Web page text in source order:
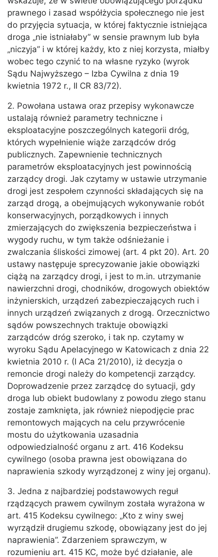
prawnego i zasad współżycia społecznego nie jest
do przyjęcia sytuacja, w której faktycznie istniejąca
droga „nie istniałaby” w sensie prawnym lub była
„niczyja” i w której każdy, kto z niej korzysta, miałby
wobec tego czynić to na własne ryzyko (wyrok
Sądu Najwyższego – Izba Cywilna z dnia 19
kwietnia 1972 r., II CR 83/72).
2. Powołana ustawa oraz przepisy wykonawcze
ustalają również parametry techniczne i
eksploatacyjne poszczególnych kategorii dróg,
których wypełnienie wiąże zarządców dróg
publicznych. Zapewnienie technicznych
parametrów eksploatacyjnych jest powinnością
zarządcy drogi. Jak czytamy w ustawie utrzymanie
drogi jest zespołem czynności składających się na
zarząd drogą, a obejmujących wykonywanie robót
konserwacyjnych, porządkowych i innych
zmierzających do zwiększenia bezpieczeństwa i
wygody ruchu, w tym także odśnieżanie i
zwalczania śliskości zimowej (art. 4 pkt 20). Art. 20
ustawy następuje sprecyzowanie jakie obowiązki
ciążą na zarządcy drogi, i jest to m.in. utrzymanie
nawierzchni drogi, chodników, drogowych obiektów
inżynierskich, urządzeń zabezpieczających ruch i
innych urządzeń związanych z drogą. Orzecznictwo
sądów powszechnych traktuje obowiązki
zarządców dróg szeroko, i tak np. czytamy w
wyroku Sądu Apelacyjnego w Katowicach z dnia 22
kwietnia 2010 r. (I ACa 21/2010), iż decyzja o
remoncie drogi należy do kompetencji zarządcy.
Doprowadzenie przez zarządcę do sytuacji, gdy
droga lub obiekt budowlany z powodu złego stanu
zostaje zamknięta, jak również niepodjęcie prac
remontowych mających na celu przywrócenie
mostu do użytkowania uzasadnia
odpowiedzialność organu z art. 416 Kodeksu
cywilnego (osoba prawna jest obowiązana do
naprawienia szkody wyrządzonej z winy jej organu).
3. Jedna z najbardziej podstawowych reguł
rządzących prawem cywilnym została wyrażona w
art. 415 Kodeksu cywilnego: „Kto z winy swej
wyrządził drugiemu szkodę, obowiązany jest do jej
naprawienia”. Zdarzeniem sprawczym, w
rozumieniu art. 415 KC, może być działanie, ale